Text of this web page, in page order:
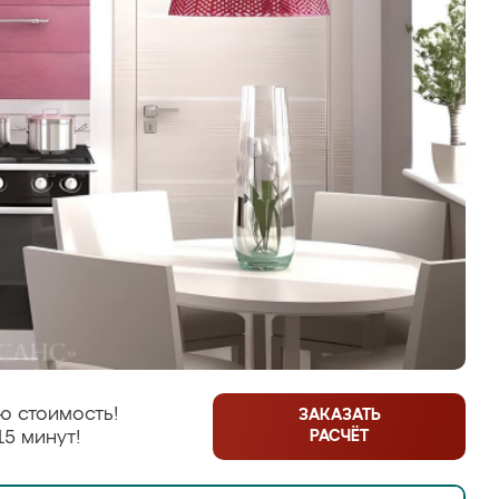
стоимость!
минут!
ЗАКАЗАТЬ
РАСЧЁТ